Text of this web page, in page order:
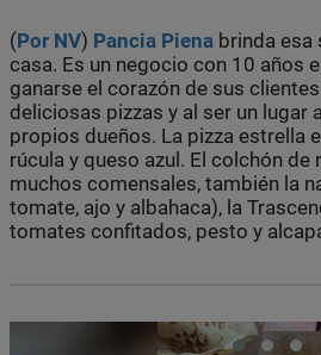
(Por NV) Pancia Piena brinda esa
casa. Es un negocio con 10 años
ganarse el corazón de sus
deliciosas pizzas y al ser un lugar
propios dueños. La pizza estrella
rúcula y queso azul. El colchón de
muchos comensales, también la
tomate, ajo y albahaca), la
tomates confitados, pesto y